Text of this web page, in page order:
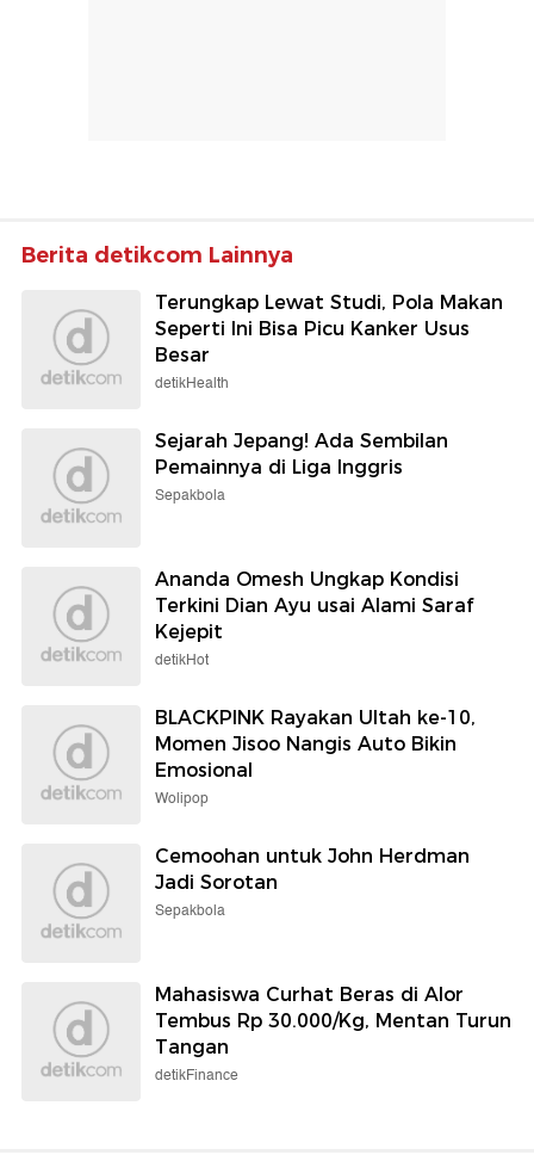
Berita detikcom Lainnya
Terungkap Lewat Studi, Pola Makan
Seperti Ini Bisa Picu Kanker Usus
Besar
detikHealth
Sejarah Jepang! Ada Sembilan
Pemainnya di Liga Inggris
Sepakbola
Ananda Omesh Ungkap Kondisi
Terkini Dian Ayu usai Alami Saraf
Kejepit
detikHot
BLACKPINK Rayakan Ultah ke-10,
Momen Jisoo Nangis Auto Bikin
Emosional
Wolipop
Cemoohan untuk John Herdman
Jadi Sorotan
Sepakbola
Mahasiswa Curhat Beras di Alor
Tembus Rp 30.000/Kg, Mentan Turun
Tangan
detikFinance